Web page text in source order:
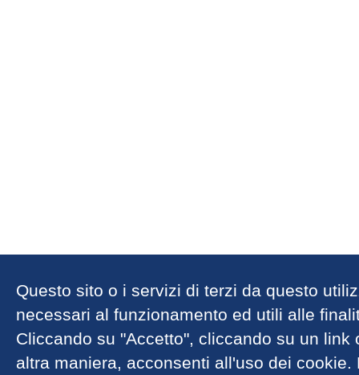
Questo sito o i servizi di terzi da questo
necessari al funzionamento ed utili alle
Cliccando su "Accetto", cliccando su un
altra maniera, acconsenti all'uso dei